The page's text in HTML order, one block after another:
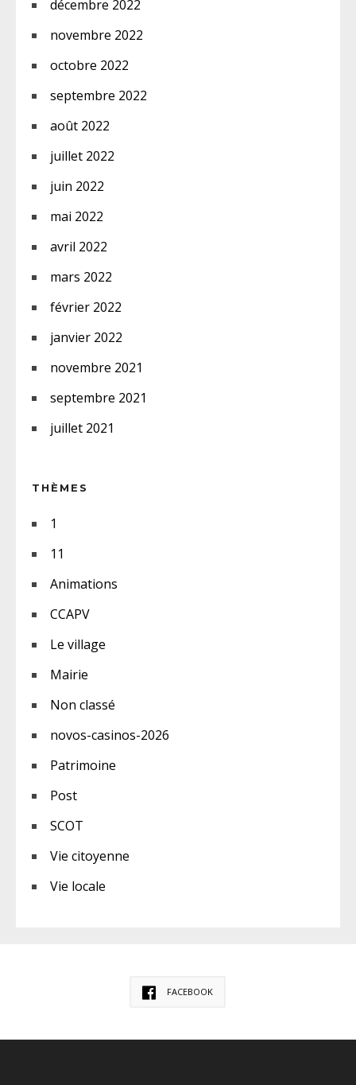
décembre 2022
novembre 2022
octobre 2022
septembre 2022
août 2022
juillet 2022
juin 2022
mai 2022
avril 2022
mars 2022
février 2022
janvier 2022
novembre 2021
septembre 2021
juillet 2021
THÈMES
1
11
Animations
CCAPV
Le village
Mairie
Non classé
novos-casinos-2026
Patrimoine
Post
SCOT
Vie citoyenne
Vie locale
FACEBOOK